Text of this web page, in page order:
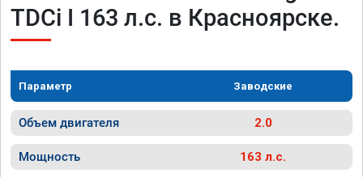
TDCi I 163 л.с. в Красноярске.
Параметр Заводские
Объем двигателя 2.0
Мощность 163 л.с.